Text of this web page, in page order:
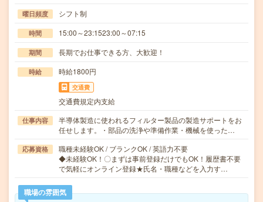
曜日頻度 シフト制
時間 15:00～23:1523:00～07:15
期間 長期でお仕事できる方、大歓迎！
時給 時給1800円
交通費
交通費規定内支給
仕事内容
半導体製造に使われるフィルター製品の製造サポートをお
任せします。・部品の洗浄や準備作業・機械を使った…
応募資格
職種未経験OK / ブランクOK / 英語力不要
◆未経験OK！〇まずは事前登録だけでもOK！履歴書不要
で気軽にオンライン登録★氏名・職種などを入力す…
職場の雰囲気